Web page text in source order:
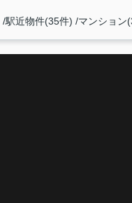
駅近物件(35件) マンション